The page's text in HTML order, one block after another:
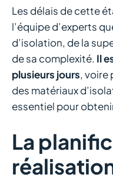
Cat
В мире онлайн-казино
благодаря своей
рассмотрим успешные
Cat казино, которые
Les délais de cette
l’équipe d’experts
d’isolation, de la
de sa complexité. Il
plusieurs jours, voire
des matériaux
essentiel pour
La